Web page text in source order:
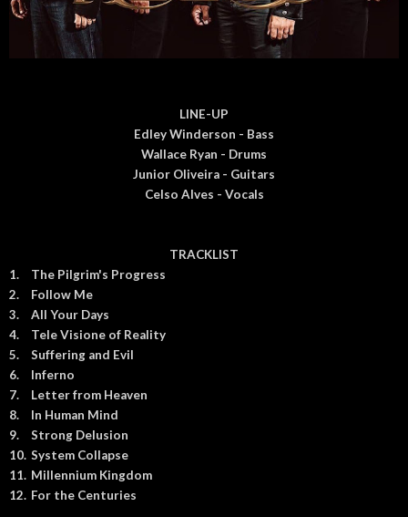
LINE-UP
Edley Winderson - Bass
Wallace Ryan - Drums
Junior Oliveira - Guitars
Celso Alves - Vocals
TRACKLIST
1.
The Pilgrim's Progress
2.
Follow Me
3.
All Your Days
4.
Tele Visione of Reality
5.
Suffering and Evil
6.
Inferno
7.
Letter from Heaven
8.
In Human Mind
9.
Strong Delusion
10. System Collapse
11. Millennium Kingdom
12. For the Centuries